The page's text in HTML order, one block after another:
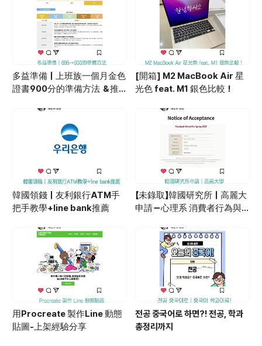
有可能是因為這些我..
是個會讓人做出很多筆記的書，但是我還是覺得
他讓我更接近了諮商內容一些，並且感受到了很
多即使只是用文字表達的感受或者是情緒。我仍
然會隨著書中的內容浮上笑容，又或是感到悲傷
共感的流下眼淚。我覺得比起我從書中學到了什
麼，我反而是透過他們諮商的對話內容去反思我
自己的行為，將自己投射在每個個案中的一部分，
又或者是作者，又或者是溫德爾。 他們告訴了
多益準備｜上班族一個月金色
證書900分的準備方法 ＆推
[開箱] M2 MacBook Air 星
光色 feat. M1 銀色比較！
韓國領錢｜友利銀行ATM手
把手教學+line bank推薦
【未錄取】韓國研究所｜高麗大
申請－心理系 消費者行為與
用Procreate 製作Line 動態
貼圖-上架經驗分享
전공 중국어로 하면?! 전공, 학과
총정리까지